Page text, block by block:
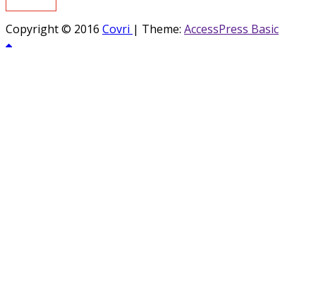
Copyright © 2016 Covri | Theme: AccessPress Basic